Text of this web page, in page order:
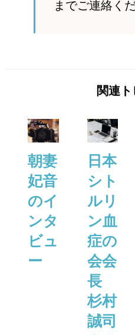
までご連絡く
関連ト
朝妻
妃音
のイ
ンタ
ビュ
ー
日本
シト
ルリ
ン血
症の
会会
長
杉村
誠司